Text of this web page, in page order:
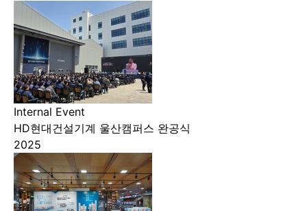
Internal Event
HD현대건설기계 울산캠퍼스 완공식
2025